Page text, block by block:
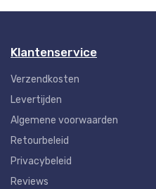
Klantenservice
Verzendkosten
Levertijden
Algemene voorwaarden
Retourbeleid
Privacybeleid
Reviews